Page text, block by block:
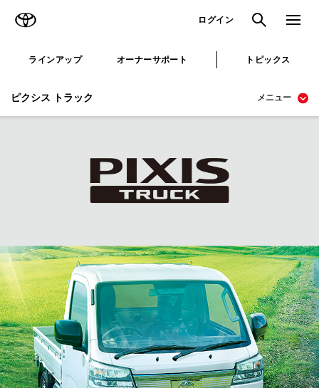
ログイン 検索 メニュ
ラインアップ オーナーサポート トピックス
ピクシス トラック メニュー